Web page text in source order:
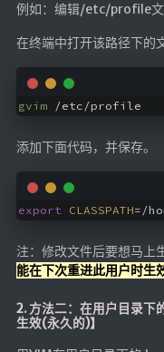
例如：编辑/etc/profile文
在终端中打开该路径下的
gvim /etc/profile
添加下面代码，并保存。
export CLASSPATH=/
注：修改文件后要想马上
能在下次重进此用户时生
2. 方法二：在用户目录下
生效(永久的)】
文字重排
id查手机号
🎮小游戏
红白机